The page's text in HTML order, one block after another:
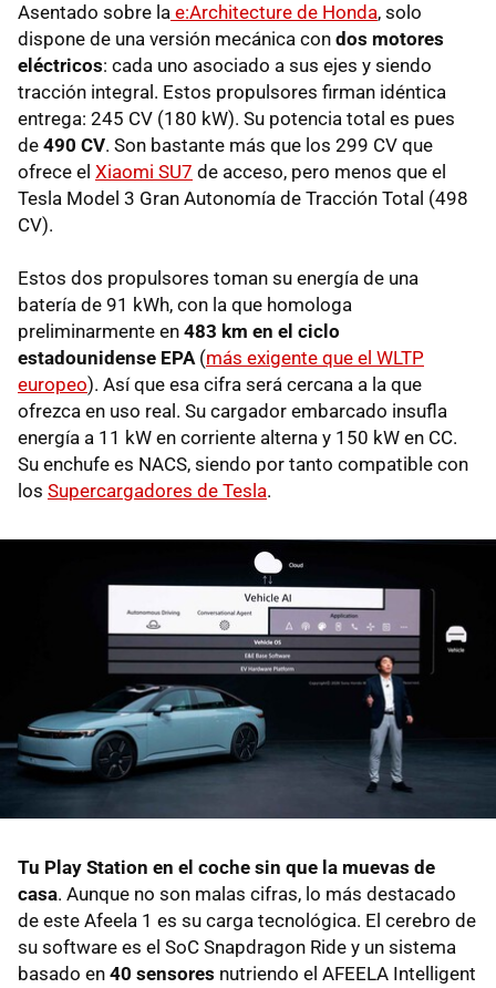
Asentado sobre la e:Architecture de Honda, solo
dispone de una versión mecánica con dos motores
eléctricos: cada uno asociado a sus ejes y siendo
tracción integral. Estos propulsores firman idéntica
entrega: 245 CV (180 kW). Su potencia total es pues
de 490 CV. Son bastante más que los 299 CV que
ofrece el Xiaomi SU7 de acceso, pero menos que el
Tesla Model 3 Gran Autonomía de Tracción Total (498
CV).
Estos dos propulsores toman su energía de una
batería de 91 kWh, con la que homologa
preliminarmente en 483 km en el ciclo
estadounidense EPA(más exigente que el WLTP
europeo). Así que esa cifra será cercana a la que
ofrezca en uso real. Su cargador embarcado insufla
energía a 11 kW en corriente alterna y 150 kW en CC.
Su enchufe es NACS, siendo por tanto compatible con
los Supercargadores de Tesla.
Tu Play Station en el coche sin que la muevas de
casa. Aunque no son malas cifras, lo más destacado
de este Afeela 1 es su carga tecnológica. El cerebro de
su software es el SoC Snapdragon Ride y un sistema
basado en 40 sensores nutriendo el AFEELA Intelligent